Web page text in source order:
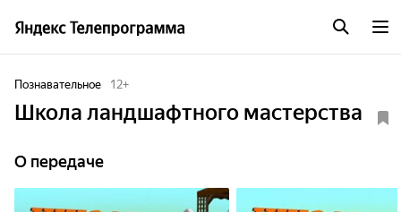
Познавательное 12+
Школа ландшафтного мастерства
О передаче